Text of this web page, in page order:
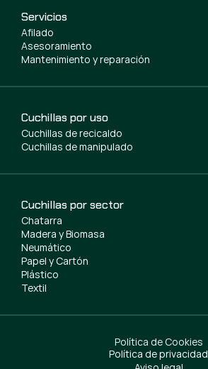
Servicios
Afilado
Asesoramiento
Mantenimiento y reparación
Cuchillas por uso
Cuchillas de recicaldo
Cuchillas de manipulado
Cuchillas por sector
Chatarra
Madera y Biomasa
Neumático
Papel y Cartón
Plástico
Textil
Política de Cookies
Política de privacidad